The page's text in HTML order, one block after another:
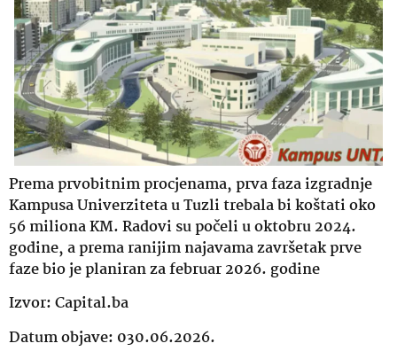
Prema prvobitnim procjenama, prva faza izgradnje
Kampusa Univerziteta u Tuzli trebala bi koštati oko
56 miliona KM. Radovi su počeli u oktobru 2024.
godine, a prema ranijim najavama završetak prve
faze bio je planiran za februar 2026. godine
Izvor: Capital.ba
Datum objave: 030.06.2026.